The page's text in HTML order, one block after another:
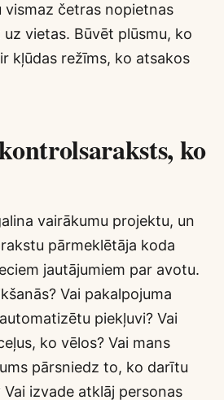
vismaz četras nopietnas
vietas. Būvēt plūsmu, ko
kļūdas režīms, ko atsakos
ko
vairākumu projektu, un
pārmeklētāja koda
jautājumiem par avotu.
Vai pakalpojuma
piekļuvi? Vai
ko vēlos? Vai mans
pārsniedz to, ko darītu
izvade atklāj personas